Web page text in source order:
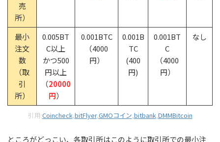
売
所）
最小
注文
数
（取
引
所）
0.005BT
C以上
かつ500
円以上
（20000
円）
0.001BTC
（4000
円）
0.001B
TC
(400
円)
0.001BT
C
（4000
円）
なし
引用:Coincheck,bitFlyer,GMOコイン,bitbank,DMMBitcoin
ところがどっこい、各取引所はこのように取引所での最小注